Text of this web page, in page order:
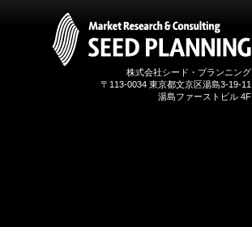
株式会社シード・プランニング
〒113-0034 東京都文京区湯島3-19-11
湯島ファーストビル 4F